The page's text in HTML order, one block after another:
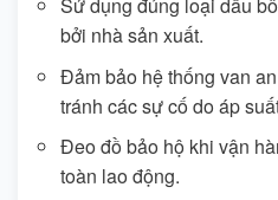
Sử dụng đúng loại dầu
bởi nhà sản xuất.
Đảm bảo hệ thống van
tránh các sự cố do áp
Đeo đồ bảo hộ khi vận
toàn lao động.